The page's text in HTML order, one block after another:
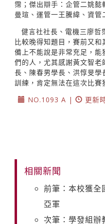
霈；傑出辯手：企管二姚
曼瑄、運管一王騰緯、資管
健言社社長、電機三廖哲
比較晚得知題目，賽前又
備上不能說是非常充足，
們的人，尤其感謝黃文智
長、陳春男學長、洪惇旻
訓練，肯定無法在這次比賽
NO.1093 A |
更新
相關新聞
前筆：本校獲全
亞軍
次筆：學發組辦